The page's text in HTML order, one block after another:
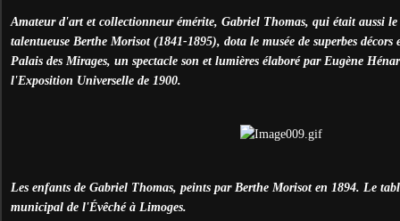
Amateur d'art et collectionneur émérite, Gabriel Thomas, qui était aussi
talentueuse Berthe Morisot (1841-1895), dota le musée de superbes décors
Palais des Mirages, un spectacle son et lumières élaboré par Eugène
l'Exposition Universelle de 1900.
Les enfants de Gabriel Thomas, peints par Berthe Morisot en 1894. Le
municipal de l'Évêché à Limoges.